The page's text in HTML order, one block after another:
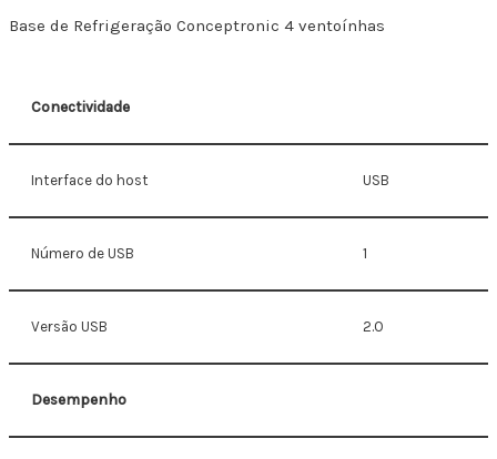
Base de Refrigeração Conceptronic 4 ventoínhas
Conectividade
Interface do host USB
Número de USB 1
Versão USB 2.0
Desempenho